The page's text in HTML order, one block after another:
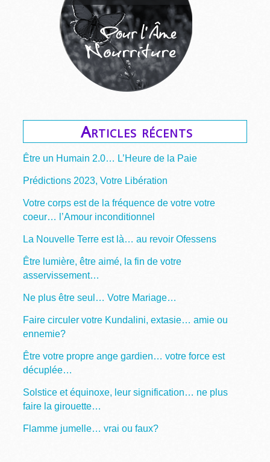
Articles récents
Être un Humain 2.0… L’Heure de la Paie
Prédictions 2023, Votre Libération
Votre corps est de la fréquence de votre votre
coeur… l’Amour inconditionnel
La Nouvelle Terre est là… au revoir Ofessens
Être lumière, être aimé, la fin de votre
asservissement…
Ne plus être seul… Votre Mariage…
Faire circuler votre Kundalini, extasie… amie ou
ennemie?
Être votre propre ange gardien… votre force est
décuplée…
Solstice et équinoxe, leur signification… ne plus
faire la girouette…
Flamme jumelle… vrai ou faux?